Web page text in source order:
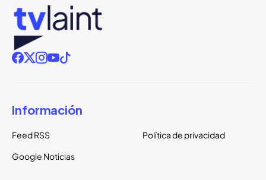
Información
Feed RSS
Política de privacidad
Google Noticias